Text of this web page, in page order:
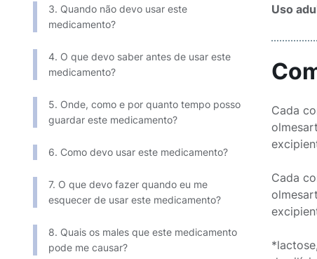
3. Quando não devo usar este
medicamento?
4. O que devo saber antes de usar este
medicamento?
5. Onde, como e por quanto tempo posso
guardar este medicamento?
6. Como devo usar este medicamento?
7. O que devo fazer quando eu me
esquecer de usar este medicamento?
8. Quais os males que este medicamento
pode me causar?
Uso
Cada
Cada